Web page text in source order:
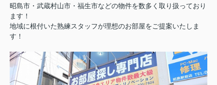
昭島市・武蔵村山市・福生市などの物件を数多く取り扱っており
ます！
地域に根付いた熟練スタッフが理想のお部屋をご提案いたしま
す！